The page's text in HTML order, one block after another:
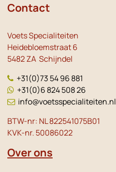
Contact
Voets Specialiteiten
Heidebloemstraat 6
5482 ZA Schijndel
+31(0)73 54 96 881
+31(0)6 824 508 26
info@voetsspecialiteiten.nl
BTW-nr: NL 822541075B01
KVK-nr. 50086022
Over ons